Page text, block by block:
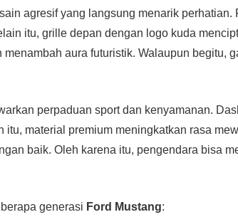
agresif yang langsung menarik perhatian.
itu, grille depan dengan logo kuda
aura futuristik. Walaupun begitu,
perpaduan sport dan kenyamanan.
itu, material premium meningkatkan rasa
baik. Oleh karena itu, pengendara bisa
generasi Ford Mustang: